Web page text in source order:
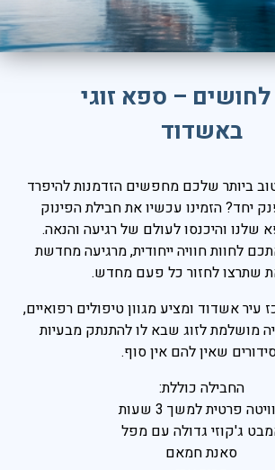
יוון
קפריסין
איטליה
אירופה
טורקיה
אמסטרדם
תאילנד
ניו יורק
פאריז
רומא
פראג
בהוד השרון
– ספא זוגי
באשדוד
ביותר שלכם מחפשים הזדמנות להיפרד
יחד? הזמינו עכשיו את חבילת הפינוק
והיכנסו לעולם של רגיעה והנאה.
לחוות חוויה ייחודית, מרגיעה מחדשת
שתרצו לחזור כל פעם מחדש.
אשדוד ומציע מגוון טיפולים רפואיים,
מושלמת לזוג שבא לו להתנתק מבעיות
שאין להם אין סוף.
החבילה כוללת:
פרטית למשך 3 שעות
ג'קוזי גדולה עם מפל
סאנת חמאם